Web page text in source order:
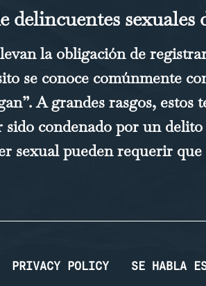
delincuentes sexuales
la obligación de
se conoce comúnmente
A grandes rasgos,
condenado por un
sexual pueden requerir
PRIVACY POLICY SE HABLA